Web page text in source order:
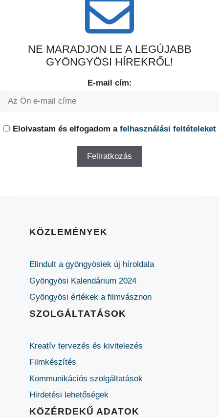
NE MARADJON LE A LEGÚJABB
GYÖNGYÖSI HÍREKRŐL!
E-mail cím:
Elolvastam és elfogadom a felhasználási feltételeket
KÖZLEMÉNYEK
Elindult a gyöngyösiek új híroldala
Gyöngyösi Kalendárium 2024
Gyöngyösi értékek a filmvásznon
SZOLGÁLTATÁSOK
Kreatív tervezés és kivitelezés
Filmkészítés
Kommunikációs szolgáltatások
Hirdetési lehetőségek
KÖZÉRDEKŰ ADATOK